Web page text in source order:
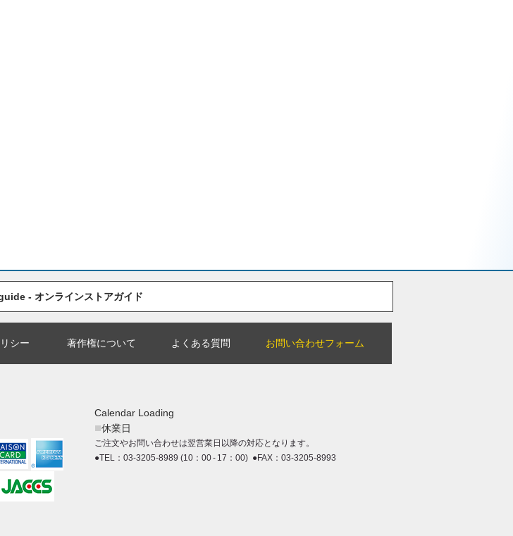
- オンラインストアガイド
シー 著作権について よくある質問 お問い合わせフォーム
Calendar Loading
■休業日
ご注文やお問い合わせは翌営業日以降の対応となります。
●TEL：03-3205-8989 (10：00 - 17：00) ●FAX：03-3205-8993